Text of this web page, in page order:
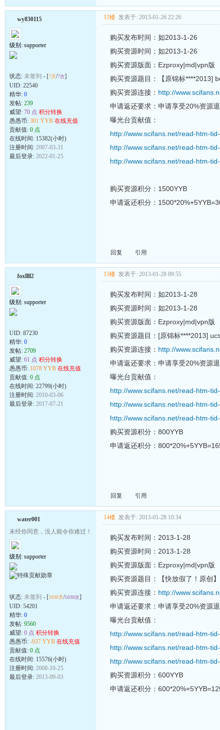
wy830115
级别: supporter
状态: 未签到 - [7天/7次]
UID: 22540
精华: 0
发帖: 239
威望: 70 点 积分转换
愚愚币: 301 YYB 在线充值
贡献值: 0 点
在线时间: 15382(小时)
注册时间: 2007-03-31
最后登录: 2022-01-25
12楼 发表于: 2013-01-26 22:26
购买发布时间：如2013-1-26
购买资源时间：如2013-1-26
购买资源版面：Ezproxy|md|vpn版
购买资源题目：【原锦标****2013]
购买资源连接： http://
申请返还要求：申请享受20%资源
曝光台贡献值：
http://www.scifans.net/read-htm-
http://www.scifans.net/read-htm-
http://www.scifans.net/read-htm-
购买资源积分：1500YYB
申请返还积分：
回复 引用
foxllll2
级别: supporter
UID: 87230
精华: 0
发帖: 2709
威望: 61 点 积分转换
愚愚币: 1078 YYB 在线充值
贡献值: 0 点
在线时间: 22799(小时)
注册时间: 2010-03-06
最后登录: 2017-07-21
13楼 发表于: 2013-01-28 09:55
购买发布时间：如2013-1-28
购买资源时间：如2013-1-28
购买资源版面：Ezproxy|md|vpn版
购买资源题目：[原锦标****2013]
购买资源连接： http://
申请返还要求：申请享受20%资源
曝光台贡献值：
http://www.scifans.net/read-htm-
http://www.scifans.net/read-htm-
http://www.scifans.net/read-htm-
购买资源积分：800YYB
申请返还积分：
回复 引用
water001
未经你同意，没人能令你难过！
级别: supporter
状态: 未签到 - [1030天/1030次]
UID: 54201
精华: 0
发帖: 9560
威望: 0 点 积分转换
愚愚币: -937 YYB 在线充值
贡献值: 0 点
在线时间: 15576(小时)
注册时间: 2008-10-25
最后登录: 2013-09-03
14楼 发表于: 2013-01-28 10:34
购买发布时间：2013-1-28
购买资源时间：2013-1-28
购买资源版面：Ezproxy|md|vpn版
购买资源题目：【快放假了！原创
购买资源连接： http://
申请返还要求：申请享受20%资源
曝光台贡献值：
http://www.scifans.net/read-htm-
http://www.scifans.net/read-htm-
http://www.scifans.net/read-htm-
购买资源积分：600YYB
申请返还积分：